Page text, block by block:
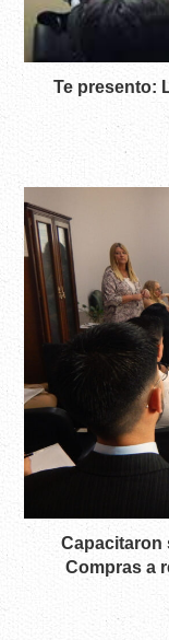
Te presento:
Capacitaron
Compras a